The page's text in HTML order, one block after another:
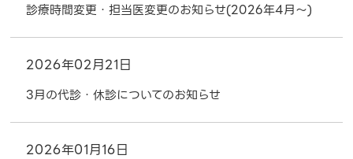
診療時間変更・担当医変更のお知らせ(2026年4月～)
2026年02月21日
3月の代診・休診についてのお知らせ
2026年01月16日